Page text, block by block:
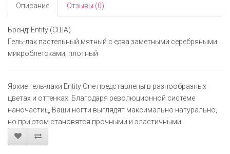
Описание Отзывы (0)
Бренд: Entity (США)
Гель-лак пастельный мятный с едва заметными серебряными
микроблетсками, плотный
Яркие гель-лаки Entity One представлены в разнообразных
цветах и оттенках. Благодаря революционной системе
наночастиц, Ваши ногти выглядят максимально натурально,
но при этом становятся прочными и эластичными.